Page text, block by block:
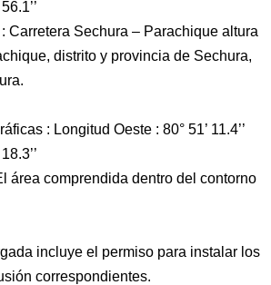
Carretera Sechura – Parachique altura
distrito y provincia de Sechura,
: Longitud Oeste : 80° 51’ 11.4’’
área comprendida dentro del contorno
incluye el permiso para instalar los
correspondientes.